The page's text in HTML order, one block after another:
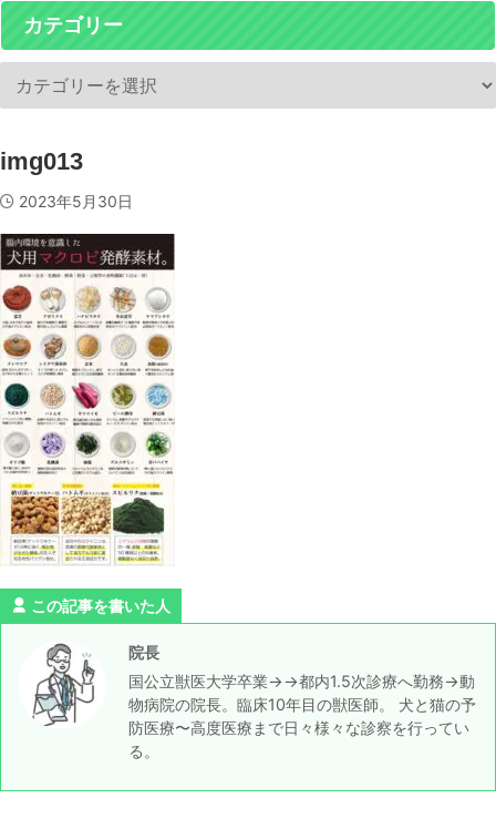
カテゴリー
img013
2023年5月30日
この記事を書いた人
院長
国公立獣医大学卒業→→都内1.5次診療へ勤務→動
物病院の院長。臨床10年目の獣医師。 犬と猫の予
防医療〜高度医療まで日々様々な診察を行ってい
る。